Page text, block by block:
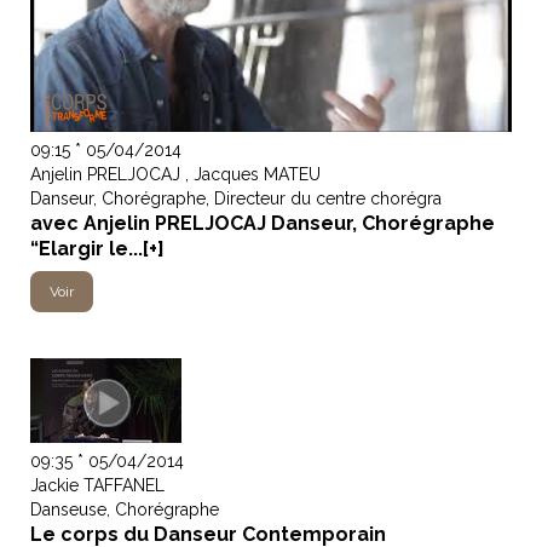
09:15 * 05/04/2014
Anjelin PRELJOCAJ , Jacques MATEU
Danseur, Chorégraphe, Directeur du centre chorégra
avec Anjelin PRELJOCAJ Danseur, Chorégraphe
“Elargir le...[+]
Voir
09:35 * 05/04/2014
Jackie TAFFANEL
Danseuse, Chorégraphe
Le corps du Danseur Contemporain